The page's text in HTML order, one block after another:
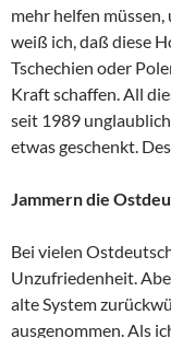
mehr helfen
weiß ich, daß diese
Tschechien oder
Kraft schaffen. All
seit 1989
etwas geschenkt.
Jammern die
Bei vielen
Unzufriedenheit.
alte System
ausgenommen. Als